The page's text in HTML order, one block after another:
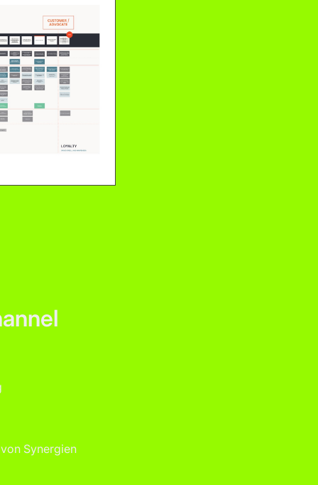
Synergien